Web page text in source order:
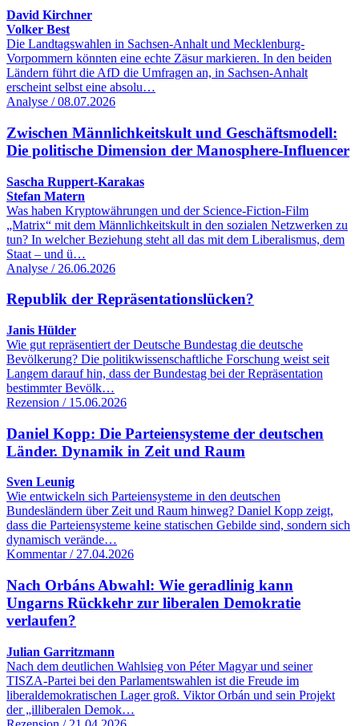
David Kirchner
Volker Best
Die Landtagswahlen in Sachsen-Anhalt und Mecklenburg-
Vorpommern könnten eine echte Zäsur markieren. In den beiden
Ländern führt die AfD die Umfragen an, in Sachsen-Anhalt
erscheint selbst eine absolu…
Analyse / 08.07.2026
Zwischen Männlichkeitskult und Geschäftsmodell:
Die politische Dimension der Manosphere-Influencer
Sascha Ruppert-Karakas
Stefan Matern
Was haben Kryptowährungen und der Science-Fiction-Film
„Matrix“ mit dem Männlichkeitskult in den sozialen Netzwerken zu
tun? In welcher Beziehung steht all das mit dem Liberalismus, dem
Staat – und ü…
Analyse / 26.06.2026
Republik der Repräsentationslücken?
Janis Hülder
Wie gut repräsentiert der Deutsche Bundestag die deutsche
Bevölkerung? Die politikwissenschaftliche Forschung weist seit
Langem darauf hin, dass der Bundestag bei der Repräsentation
bestimmter Bevölk…
Rezension / 15.06.2026
Daniel Kopp: Die Parteiensysteme der deutschen
Länder. Dynamik in Zeit und Raum
Sven Leunig
Wie entwickeln sich Parteiensysteme in den deutschen
Bundesländern über Zeit und Raum hinweg? Daniel Kopp zeigt,
dass die Parteiensysteme keine statischen Gebilde sind, sondern sich
dynamisch verände…
Kommentar / 27.04.2026
Nach Orbáns Abwahl: Wie geradlinig kann
Ungarns Rückkehr zur liberalen Demokratie
verlaufen?
Julian Garritzmann
Nach dem deutlichen Wahlsieg von Péter Magyar und seiner
TISZA-Partei bei den Parlamentswahlen ist die Freude im
liberaldemokratischen Lager groß. Viktor Orbán und sein Projekt
der „illiberalen Demok…